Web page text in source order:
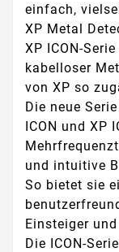
einfach,
XP Metal
XP ICON-
kabelloser
von XP so
Die neue
ICON und XP
und intuitive
So bietet sie
Einsteiger
Die ICON-